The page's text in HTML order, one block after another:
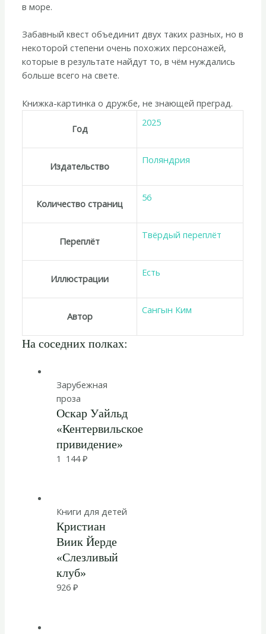
в море.
Забавный квест объединит двух таких разных, но в
некоторой степени очень похожих персонажей,
которые в результате найдут то, в чём нуждались
больше всего на свете.
Книжка-картинка о дружбе, не знающей преград.
Год
2025
Издательство
Поляндрия
Количество страниц
56
Переплёт
Твёрдый переплёт
Иллюстрации
Есть
Автор
Сангын Ким
На соседних полках:
Зарубежная
проза
Оскар Уайльд
«Кентервильское
привидение»
1 144₽
Книги для детей
Кристиан
Виик Йерде
«Слезливый
клуб»
926₽